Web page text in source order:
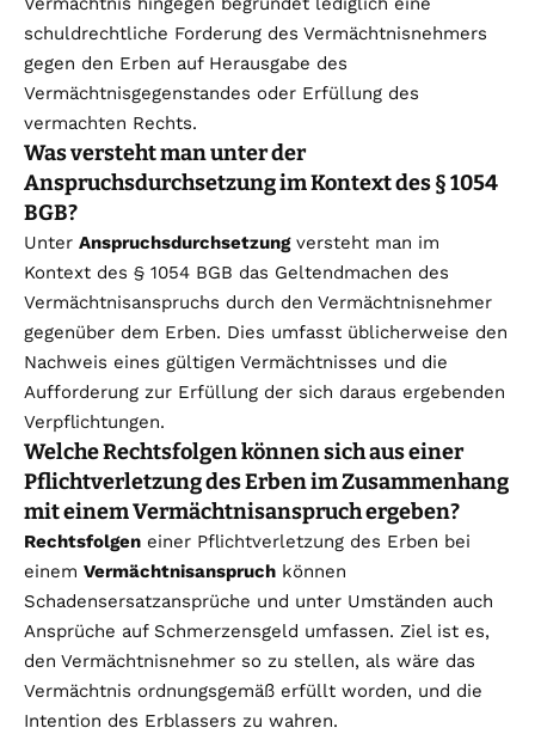
schuldrechtliche Forderung des Vermächtnisnehmers
gegen den Erben auf Herausgabe des
Vermächtnisgegenstandes oder Erfüllung des
vermachten Rechts.
Was versteht man unter der
Anspruchsdurchsetzung im Kontext des § 1054
BGB?
Unter Anspruchsdurchsetzungversteht man im
Kontext des § 1054 BGB das Geltendmachen des
Vermächtnisanspruchs durch den Vermächtnisnehmer
gegenüber dem Erben. Dies umfasst üblicherweise den
Nachweis eines gültigen Vermächtnisses und die
Aufforderung zur Erfüllung der sich daraus ergebenden
Verpflichtungen.
Welche Rechtsfolgen können sich aus einer
Pflichtverletzung des Erben im Zusammenhang
mit einem Vermächtnisanspruch ergeben?
Rechtsfolgen einer Pflichtverletzung des Erben bei
einem Vermächtnisanspruch können
Schadensersatzansprüche und unter Umständen auch
Ansprüche auf Schmerzensgeld umfassen. Ziel ist es,
den Vermächtnisnehmer so zu stellen, als wäre das
Vermächtnis ordnungsgemäß erfüllt worden, und die
Intention des Erblassers zu wahren.